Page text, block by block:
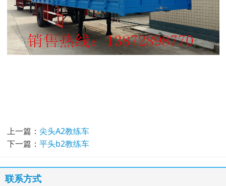
上一篇： 尖头A2教练车
下一篇： 平头b2教练车
联系方式